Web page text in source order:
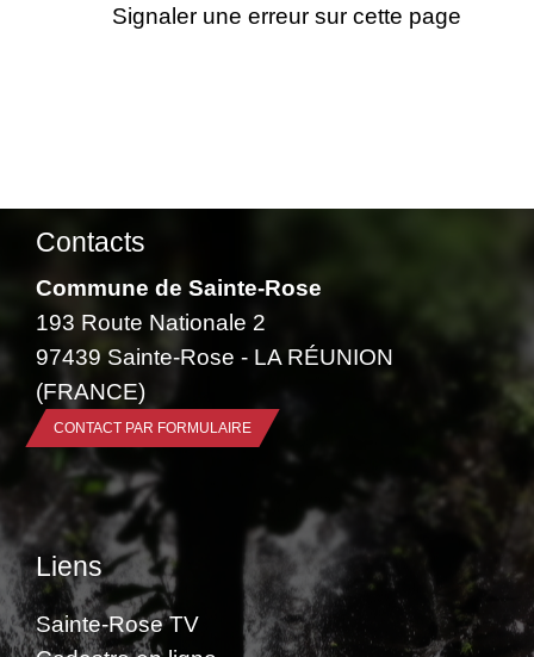
Signaler une erreur sur cette page
Contacts
Commune de Sainte-Rose
193 Route Nationale 2
97439 Sainte-Rose - LA RÉUNION
(FRANCE)
CONTACT PAR FORMULAIRE
Liens
Sainte-Rose TV